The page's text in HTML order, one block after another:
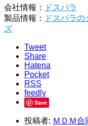
会社情報：
ドスパラ
製品情報：
ドスパラ
ズ
Tweet
Share
Hatena
Pocket
RSS
feedly
Save
投稿者: ＭＤＭ合